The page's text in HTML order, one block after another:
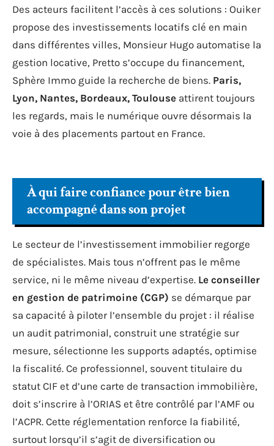
Des acteurs facilitent l’accès à ces solutions : Ouiker
propose des investissements locatifs clé en main
dans différentes villes, Monsieur Hugo automatise la
gestion locative, Pretto s’occupe du financement,
Sphère Immo guide la recherche de biens. Paris,
Lyon, Nantes, Bordeaux, Toulouse attirent toujours
les regards, mais le numérique ouvre désormais la
voie à des placements partout en France.
À qui faire confiance pour être bien
accompagné dans son projet
Le secteur de l’investissement immobilier regorge
de spécialistes. Mais tous n’offrent pas le même
service, ni le même niveau d’expertise. Le conseiller
en gestion de patrimoine (CGP) se démarque par
sa capacité à piloter l’ensemble du projet : il réalise
un audit patrimonial, construit une stratégie sur
mesure, sélectionne les supports adaptés, optimise
la fiscalité. Ce professionnel, souvent titulaire du
statut CIF et d’une carte de transaction immobilière,
doit s’inscrire à l’ORIAS et être contrôlé par l’AMF ou
l’ACPR. Cette réglementation renforce la fiabilité,
surtout lorsqu’il s’agit de diversification ou